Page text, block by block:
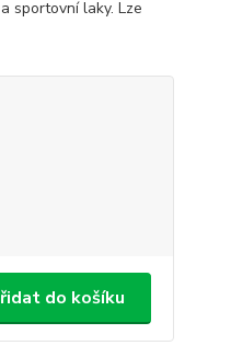
sportovní laky. Lze
do košíku